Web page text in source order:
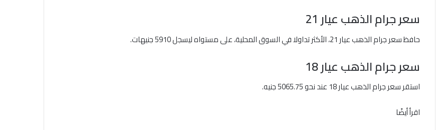
سعر جرام الذهب عيار 21
حافظ سعر جرام الذهب عيار 21، الأكثر تداولا في السوق المحلية، على مستواه ليسجل 5910 جنيهات.
سعر جرام الذهب عيار 18
استقر سعر جرام الذهب عيار 18 عند نحو 5065.75 جنيه.
اقرأ أيضًا